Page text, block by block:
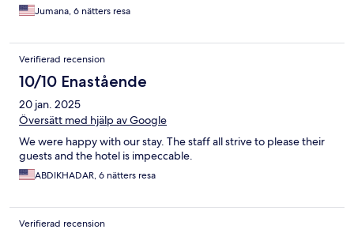
Jumana, 6 nätters resa
Verifierad recension
10/10 Enastående
20 jan. 2025
Översätt med hjälp av Google
We were happy with our stay. The staff all strive to please their
guests and the hotel is impeccable.
ABDIKHADAR, 6 nätters resa
Verifierad recension